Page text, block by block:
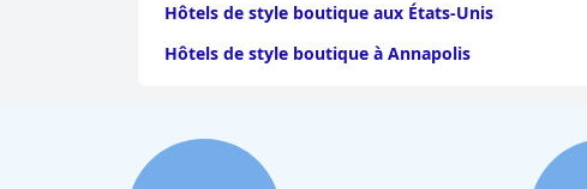
Hôtels de style boutique aux États-Unis
Hôtels de style boutique à Annapolis
Hôtels de style boutique à Gold Coast
Hôtels de style boutique à Rhodes